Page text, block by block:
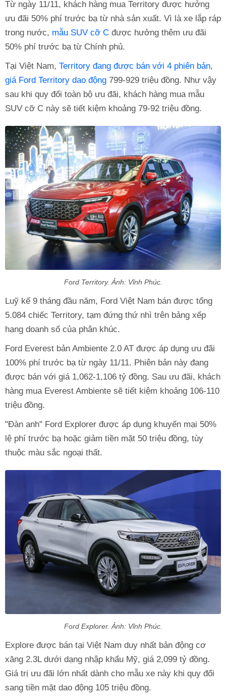
Từ ngày 11/11, khách hàng mua Territory được hưởng
ưu đãi 50% phí trước bạ từ nhà sản xuất. Vì là xe lắp ráp
trong nước, mẫu SUV cỡ C được hưởng thêm ưu đãi
50% phí trước bạ từ Chính phủ.
Tại Việt Nam, Territory đang được bán với 4 phiên bản,
giá Ford Territory dao động 799-929 triệu đồng. Như vậy
sau khi quy đổi toàn bộ ưu đãi, khách hàng mua mẫu
SUV cỡ C này sẽ tiết kiệm khoảng 79-92 triệu đồng.
Ford Territory. Ảnh: Vĩnh Phúc.
Luỹ kế 9 tháng đầu năm, Ford Việt Nam bán được tổng
5.084 chiếc Territory, tạm đứng thứ nhì trên bảng xếp
hạng doanh số của phân khúc.
Ford Everest bản Ambiente 2.0 AT được áp dụng ưu đãi
100% phí trước bạ từ ngày 11/11. Phiên bản này đang
được bán với giá 1,062-1,106 tỷ đồng. Sau ưu đãi, khách
hàng mua Everest Ambiente sẽ tiết kiệm khoảng 106-110
triệu đồng.
"Đàn anh" Ford Explorer được áp dụng khuyến mại 50%
lệ phí trước bạ hoặc giảm tiền mặt 50 triệu đồng, tùy
thuộc màu sắc ngoại thất.
Ford Explorer. Ảnh: Vĩnh Phúc.
Explore được bán tại Việt Nam duy nhất bản động cơ
xăng 2.3L dưới dạng nhập khẩu Mỹ, giá 2,099 tỷ đồng.
Giá trị ưu đãi lớn nhất dành cho mẫu xe này khi quy đổi
sang tiền mặt dao động 105 triệu đồng.